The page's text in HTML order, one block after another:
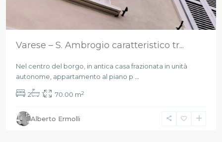
Varese – S. Ambrogio caratteristico tr...
Nel centro del borgo, in antica casa frazionata in unità
autonome, appartamento al piano p ...
2 1 70.00 m2
Alberto Ermolli